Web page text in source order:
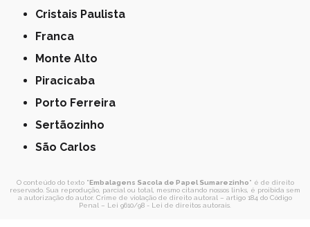
Cristais Paulista
Franca
Monte Alto
Piracicaba
Porto Ferreira
Sertãozinho
São Carlos
O conteúdo do texto "Embalagens Sacola de Papel Sumarezinho" é de direito
reservado. Sua reprodução, parcial ou total, mesmo citando nossos links, é proibida sem
a autorização do autor. Crime de violação de direito autoral – artigo 184 do Código
Penal – Lei 9610/98 - Lei de direitos autorais.